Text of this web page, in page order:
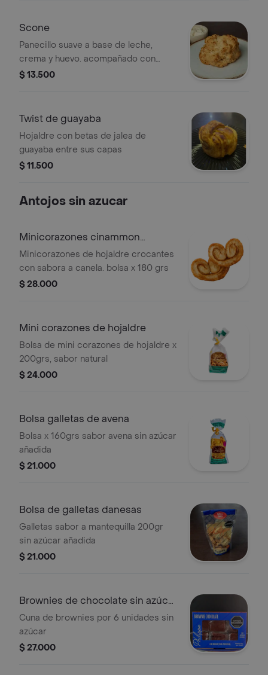
Scone
Panecillo suave a base de leche,
crema y huevo. acompañado con
mermelada y queso crema.
$ 13.500
Twist de guayaba
Hojaldre con betas de jalea de
guayaba entre sus capas
$ 11.500
Antojos sin azucar
Minicorazones cinammon
hojaldre caja
Minicorazones de hojaldre crocantes
con sabora a canela. bolsa x 180 grs
$ 28.000
Mini corazones de hojaldre
Bolsa de mini corazones de hojaldre x
200grs, sabor natural
$ 24.000
Bolsa galletas de avena
Bolsa x 160grs sabor avena sin azúcar
añadida
$ 21.000
Bolsa de galletas danesas
Galletas sabor a mantequilla 200gr
sin azúcar añadida
$ 21.000
Brownies de chocolate sin azúcar
x6
Cuna de brownies por 6 unidades sin
azúcar
$ 27.000